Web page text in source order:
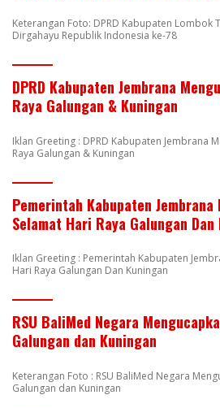
Keterangan Foto: DPRD Kabupaten Lombok
Dirgahayu Republik Indonesia ke-78
DPRD Kabupaten Jembrana
Raya Galungan & Kuningan
Iklan Greeting : DPRD Kabupaten Jembrana
Raya Galungan & Kuningan
Pemerintah Kabupaten Jembrana
Selamat Hari Raya Galungan Dan
Iklan Greeting : Pemerintah Kabupaten
Hari Raya Galungan Dan Kuningan
RSU BaliMed Negara
Galungan dan Kuningan
Keterangan Foto : RSU BaliMed Negara
Galungan dan Kuningan